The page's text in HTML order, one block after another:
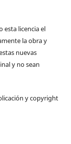
esta licencia el
la obra y
nuevas
y no sean
y copyright